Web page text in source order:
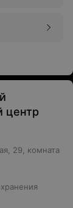
центр
29, комната